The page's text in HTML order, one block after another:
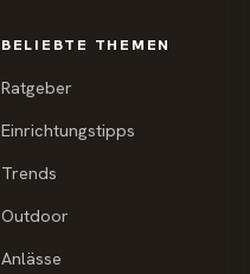
BELIEBTE THEMEN
Ratgeber
Einrichtungstipps
Trends
Outdoor
Anlässe